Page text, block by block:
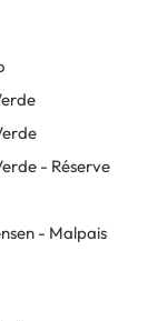
- Réserve
- Malpais